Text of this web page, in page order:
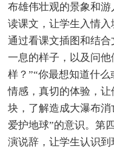
布雄伟壮观的景象和
读课文，让学生入情入
通过看课文插图和结
一息的样子，以及问
样？”“你最想知道什
情感，真切的体验，
块，了解造成大瀑布消
爱护地球”的意识。第
演说辞，让学生认识